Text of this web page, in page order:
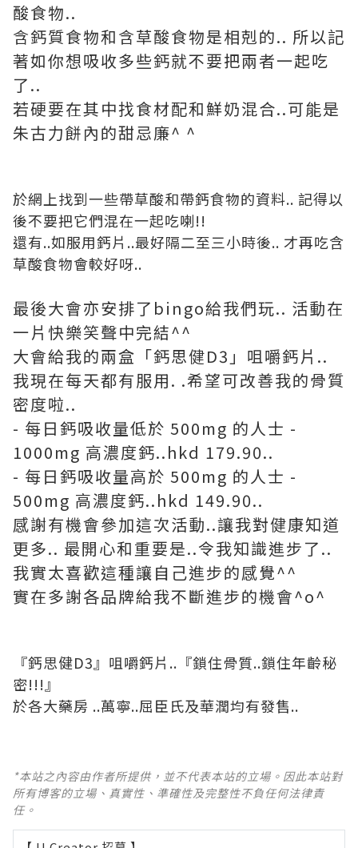
酸食物..
含鈣質食物和含草酸食物是相剋的.. 所以記
著如你想吸收多些鈣就不要把兩者一起吃
了..
若硬要在其中找食材配和鮮奶混合..可能是
朱古力餅內的甜忌廉^ ^
於網上找到一些帶草酸和帶鈣食物的資料.. 記得以
後不要把它們混在一起吃喇!!
還有..如服用鈣片..最好隔二至三小時後.. 才再吃含
草酸食物會較好呀..
最後大會亦安排了bingo給我們玩.. 活動在
一片快樂笑聲中完結^^
大會給我的兩盒「鈣思健D3」咀嚼鈣片..
我現在每天都有服用. .希望可改善我的骨質
密度啦..
- 每日鈣吸收量低於 500mg 的人士 -
1000mg 高濃度鈣..hkd 179.90..
- 每日鈣吸收量高於 500mg 的人士 -
500mg 高濃度鈣..hkd 149.90..
感謝有機會參加這次活動..讓我對健康知道
更多.. 最開心和重要是..令我知識進步了..
我實太喜歡這種讓自己進步的感覺^^
實在多謝各品牌給我不斷進步的機會^o^
『鈣思健D3 』 咀嚼鈣片.. 『鎖住骨質..鎖住年齡秘
密!!! 』
於各大藥房 ..萬寧..屈臣氏及華潤均有發售..
*本站之內容由作者所提供，並不代表本站的立場。因此本站對
所有博客的立場、真實性、準確性及完整性不負任何法律責
任。